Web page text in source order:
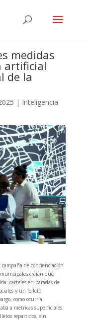
medidas
artificial
de la
| Inteligencia
de concienciación
municipales creían que
carteles en paradas de
y un folleto
como ocurría
a métricas superficiales:
repartidos, sin